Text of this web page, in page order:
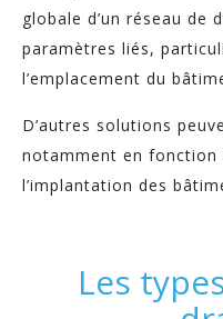
globale d’un réseau de
paramètres liés,
l’emplacement du
D’autres solutions
notamment en
l’implantation des
Les